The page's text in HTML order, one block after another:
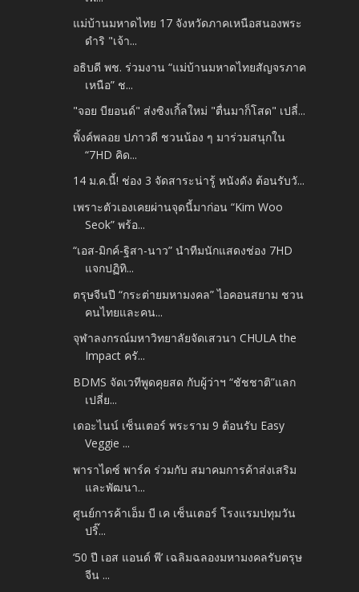
แม่บ้านมหาดไทย 17 จังหวัดภาคเหนือสนองพระ
ดำริ "เจ้า...
อธิบดี พช. ร่วมงาน “แม่บ้านมหาดไทยสัญจรภาค
เหนือ” ช...
"จอย​ บียอนด์" ส่งซิงเกิ้ลใหม่ "ตื่นมาก็โสด" เปลี่...
พิ้งค์พลอย ปภาวดี ชวนน้อง ๆ มาร่วมสนุกใน
“7HD คิด...
14 ม.ค.นี้! ช่อง 3 จัดสาระน่ารู้ หนังดัง ต้อนรับวั...
เพราะตัวเองเคยผ่านจุดนี้มาก่อน “Kim Woo
Seok” พร้อ...
“เอส-มิกค์-ฐิสา-นาว” นำทีมนักแสดงช่อง 7HD
แจกปฏิทิ...
ตรุษจีนปี “กระต่ายมหามงคล” ไอคอนสยาม ชวน
คนไทยและคน...
จุฬาลงกรณ์มหาวิทยาลัยจัดเสวนา CHULA the
Impact ครั...
BDMS จัดเวทีพูดคุยสด กับผู้ว่าฯ “ชัชชาติ”แลก
เปลี่ย...
เดอะไนน์ เซ็นเตอร์ พระราม 9 ต้อนรับ Easy
Veggie ...
พาราไดซ์ พาร์ค ร่วมกับ สมาคมการค้าส่งเสริม
และพัฒนา...
ศูนย์การค้าเอ็ม บี เค เซ็นเตอร์ โรงแรมปทุมวัน
ปริ๊...
‘50 ปี เอส แอนด์ พี’ เฉลิมฉลองมหามงคลรับตรุษ
จีน ...